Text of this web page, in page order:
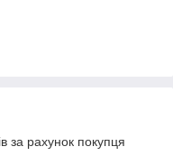
за рахунок покупця